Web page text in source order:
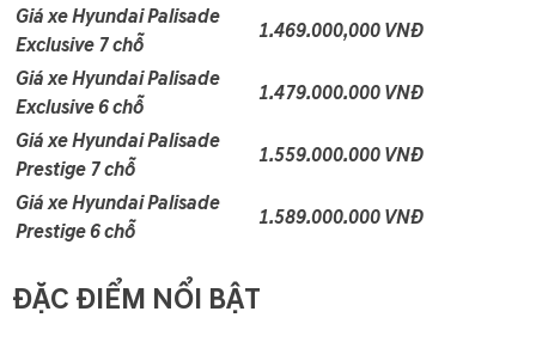
Giá xe Hyundai Palisade
Exclusive 7 chỗ
1.469.000,000 VNĐ
Giá xe Hyundai Palisade
Exclusive 6 chỗ
1.479.000.000 VNĐ
Giá xe Hyundai Palisade
Prestige 7 chỗ
1.559.000.000 VNĐ
Giá xe Hyundai Palisade
Prestige 6 chỗ
1.589.000.000 VNĐ
ĐẶC ĐIỂM NỔI BẬT